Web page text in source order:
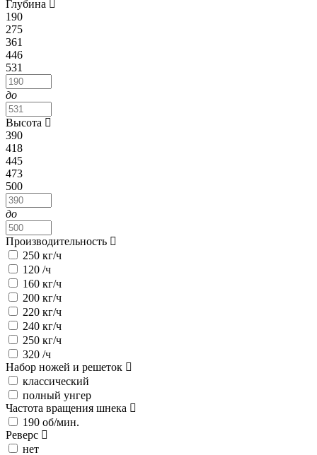
Глубина
190
275
361
446
531
до
Высота
390
418
445
473
500
до
Производительность
250 кг/ч
120 /ч
160 кг/ч
200 кг/ч
220 кг/ч
240 кг/ч
250 кг/ч
320 /ч
Набор ножей и решеток
классический
полный унгер
Частота вращения шнека
190 об/мин.
Реверс
нет